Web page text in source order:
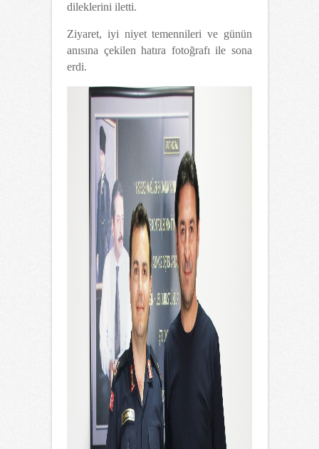
dileklerini iletti.
Ziyaret, iyi niyet temennileri ve günün
anısına çekilen hatıra fotoğrafı ile sona
erdi.